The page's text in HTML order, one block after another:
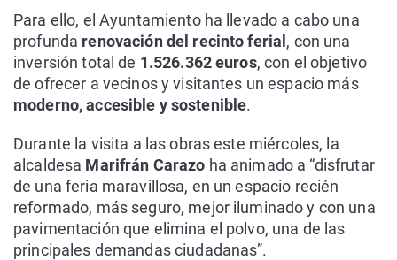
Para ello, el Ayuntamiento ha llevado a cabo una
profunda renovación del recinto ferial , con una
inversión total de 1.526.362 euros, con el objetivo
de ofrecer a vecinos y visitantes un espacio más
moderno, accesible y sostenible.
Durante la visita a las obras este miércoles, la
alcaldesa Marifrán Carazo ha animado a “disfrutar
de una feria maravillosa, en un espacio recién
reformado, más seguro, mejor iluminado y con una
pavimentación que elimina el polvo, una de las
principales demandas ciudadanas”.